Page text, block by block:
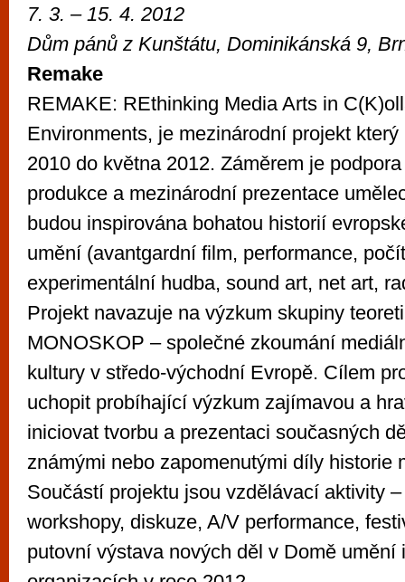
7. 3. – 15. 4. 2012
Dům pánů z Kunštátu, Dominikánská 9,
Remake
REMAKE: REthinking Media Arts in
Environments, je mezinárodní projekt
2010 do května 2012. Záměrem je
produkce a mezinárodní prezentace
budou inspirována bohatou historií
umění (avantgardní film, performance,
experimentální hudba, sound art, net art,
Projekt navazuje na výzkum skupiny
MONOSKOP – společné zkoumání
kultury v středo-východní Evropě. Cílem
uchopit probíhající výzkum zajímavou a
iniciovat tvorbu a prezentaci současných
známými nebo zapomenutými díly historie
Součástí projektu jsou vzdělávací aktivity
workshopy, diskuze, A/V performance,
putovní výstava nových děl v Domě umění